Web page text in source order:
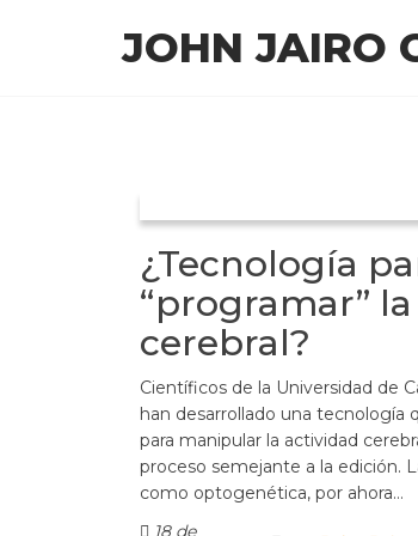
JOHN JAIRO
¿Tecnología
“programar”
cerebral?
Científicos de la Universidad de
han desarrollado una tecnología
para manipular la actividad
proceso semejante a la edición.
como optogenética, por ahora…
18 de